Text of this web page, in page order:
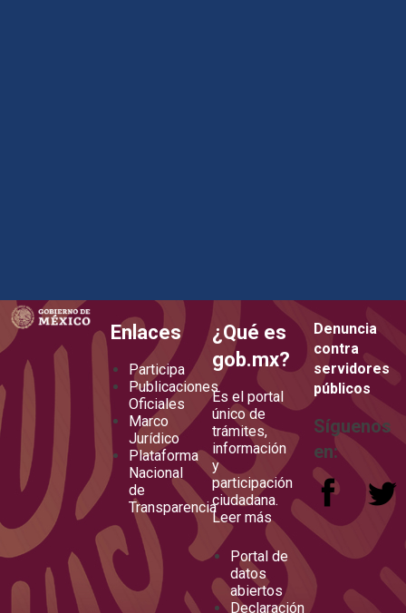
how to embed google map in website
Enlaces
Participa
Publicaciones
Oficiales
Marco
Jurídico
Plataforma
Nacional
de
Transparencia
¿Qué es
gob.mx?
Es el portal
único de
trámites,
información
y
participación
ciudadana.
Leer más
Portal de
datos
abiertos
Declaración
Denuncia
contra
servidores
públicos
Síguenos
en: